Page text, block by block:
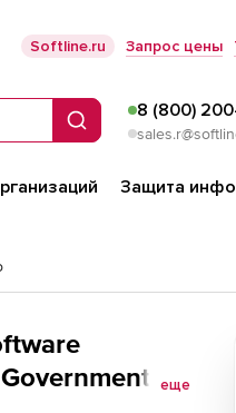
Softline.ru Запрос цены
Поиск
8 (800)
Защита
-еще